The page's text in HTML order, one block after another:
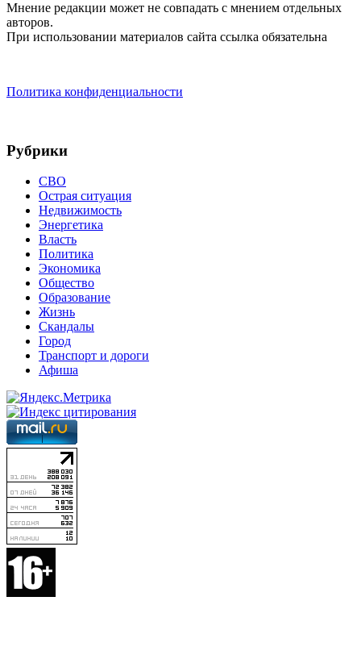
Мнение редакции может не совпадать с мнением отдельных
авторов.
При использовании материалов сайта ссылка обязательна
Политика конфиденциальности
Рубрики
СВО
Острая ситуация
Недвижимость
Энергетика
Власть
Политика
Экономика
Общество
Образование
Жизнь
Скандалы
Город
Транспорт и дороги
Афиша